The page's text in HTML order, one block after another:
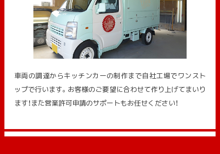
車両の調達からキッチンカーの制作まで自社工場でワンスト
ップで行います。お客様のご要望に合わせて作り上げてまいり
ます！また営業許可申請のサポートもお任せください！